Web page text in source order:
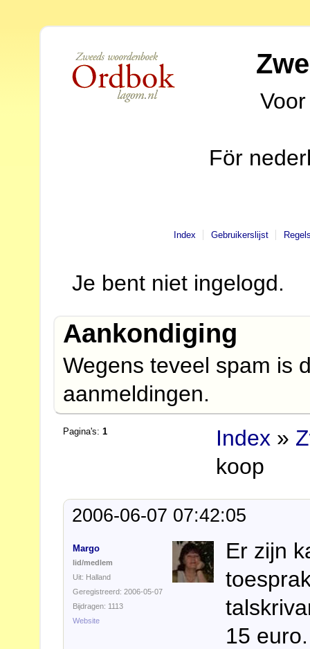
För
Index Gebruikerslijst
Je bent niet ingelogd.
Aankondiging
Wegens teveel spam is
aanmeldingen.
Pagina's:1 Index »
koop
2006-06-07 07:42:05
Margo
lid/medlem
Uit: Halland
Geregistreerd: 2006-05-07
Bijdragen: 1113
Website
Er zijn
15